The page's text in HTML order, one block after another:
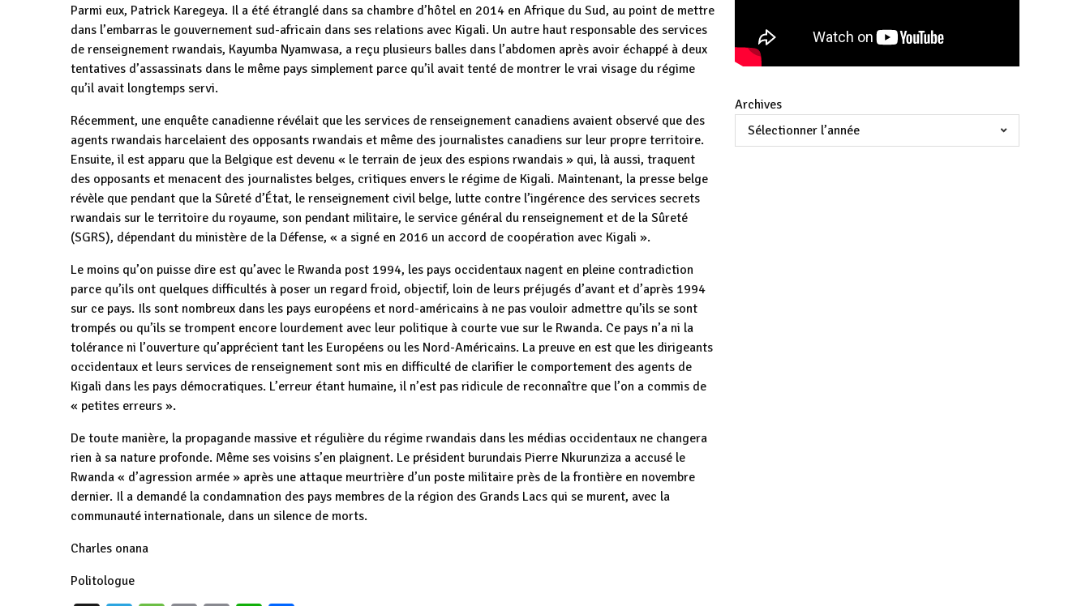
Parmi eux, Patrick Karegeya. Il a été étranglé dans sa chambre d’hôtel en 2014 en Afrique du Sud, au point de mettre
dans l’embarras le gouvernement sud-africain dans ses relations avec Kigali. Un autre haut responsable des services
de renseignement rwandais, Kayumba Nyamwasa, a reçu plusieurs balles dans l’abdomen après avoir échappé à deux
tentatives d’assassinats dans le même pays simplement parce qu’il avait tenté de montrer le vrai visage du régime
qu’il avait longtemps servi.
Récemment, une enquête canadienne révélait que les services de renseignement canadiens avaient observé que des
agents rwandais harcelaient des opposants rwandais et même des journalistes canadiens sur leur propre territoire.
Ensuite, il est apparu que la Belgique est devenu « le terrain de jeux des espions rwandais » qui, là aussi, traquent
des opposants et menacent des journalistes belges, critiques envers le régime de Kigali. Maintenant, la presse belge
révèle que pendant que la Sûreté d’État, le renseignement civil belge, lutte contre l’ingérence des services secrets
rwandais sur le territoire du royaume, son pendant militaire, le service général du renseignement et de la Sûreté
(SGRS), dépendant du ministère de la Défense, « a signé en 2016 un accord de coopération avec Kigali ».
Le moins qu’on puisse dire est qu’avec le Rwanda post 1994, les pays occidentaux nagent en pleine contradiction
parce qu’ils ont quelques difficultés à poser un regard froid, objectif, loin de leurs préjugés d’avant et d’après 1994
sur ce pays. Ils sont nombreux dans les pays européens et nord-américains à ne pas vouloir admettre qu’ils se sont
trompés ou qu’ils se trompent encore lourdement avec leur politique à courte vue sur le Rwanda. Ce pays n’a ni la
tolérance ni l’ouverture qu’apprécient tant les Européens ou les Nord-Américains. La preuve en est que les dirigeants
occidentaux et leurs services de renseignement sont mis en difficulté de clarifier le comportement des agents de
Kigali dans les pays démocratiques. L’erreur étant humaine, il n’est pas ridicule de reconnaître que l’on a commis de
« petites erreurs ».
De toute manière, la propagande massive et régulière du régime rwandais dans les médias occidentaux ne changera
rien à sa nature profonde. Même ses voisins s’en plaignent. Le président burundais Pierre Nkurunziza a accusé le
Rwanda « d’agression armée » après une attaque meurtrière d’un poste militaire près de la frontière en novembre
dernier. Il a demandé la condamnation des pays membres de la région des Grands Lacs qui se murent, avec la
communauté internationale, dans un silence de morts.
Charles onana
Politologue
Archives